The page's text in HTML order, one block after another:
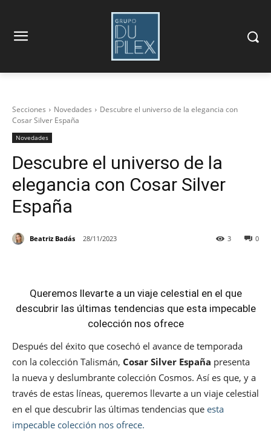
Secciones Novedades
Descubre el universo de la elegancia con
Cosar Silver España
Novedades
Descubre el universo de la
elegancia con Cosar Silver
España
Beatriz Badás 28/11/2023 0
3
Queremos llevarte a un viaje celestial en el que
descubrir las últimas tendencias que esta impecable
colección nos ofrece
Después del éxito que cosechó el avance de temporada
con la colección Talismán, Cosar Silver España presenta
la nueva y deslumbrante colección Cosmos. Así es que, y a
través de estas líneas, queremos llevarte a un viaje celestial
en el que descubrir las últimas tendencias que esta
impecable colección nos ofrece.